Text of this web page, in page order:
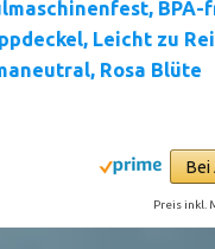
Leicht zu
Rosa Blüte
Bei
Preis inkl.